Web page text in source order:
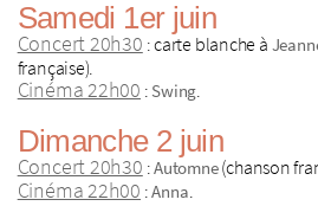
Samedi 1er juin
Concert 20h30 : carte blanche à
française).
Cinéma 22h00 : Swing.
Dimanche 2 juin
Concert 20h30 :Automne(chanson
Cinéma 22h00 :Anna.